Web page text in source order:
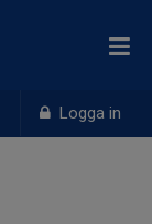
Logga in